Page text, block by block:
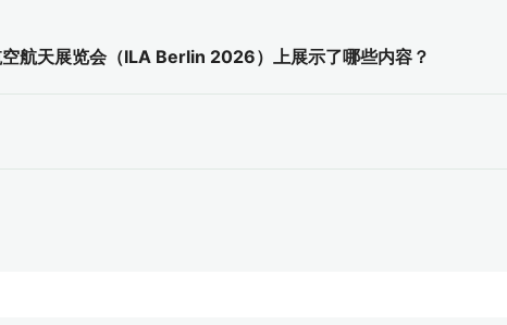
航天展览会（ILA Berlin 2026）上展示了哪些内容？